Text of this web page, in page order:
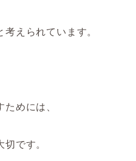
考え られています。
めには、
です。